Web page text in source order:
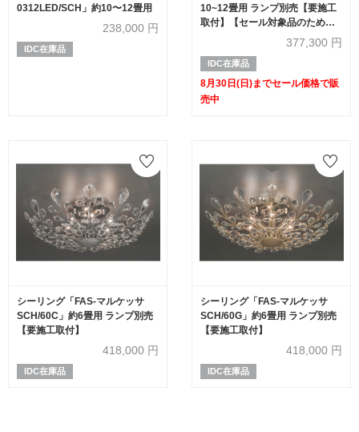
0312LED/SCH」約10〜12畳用
238,000 円
IDC在庫品
10~12畳用 ランプ別売【要施工
取付】【セール対象品のため
377,300 円
IDC在庫品
8月30日(日)までセール価格で販
売中
シーリング「FAS-マルケッサ
SCH/60C」約6畳用 ランプ別売
【要施工取付】
418,000 円
IDC在庫品
シーリング「FAS-マルケッサ
SCH/60G」約6畳用 ランプ別売
【要施工取付】
418,000 円
IDC在庫品